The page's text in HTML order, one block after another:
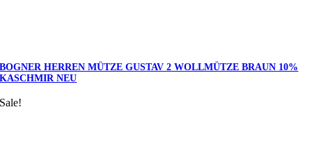
BOGNER HERREN MÜTZE GUSTAV 2 WOLLMÜTZE BRAUN 10%
KASCHMIR NEU
Sale!